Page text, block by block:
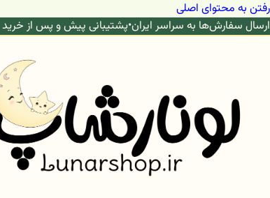
رفتن به محتوای اصلی
ارسال سفارش‌ها به سراسر ایران•پشتیبانی پیش و پس از خرید